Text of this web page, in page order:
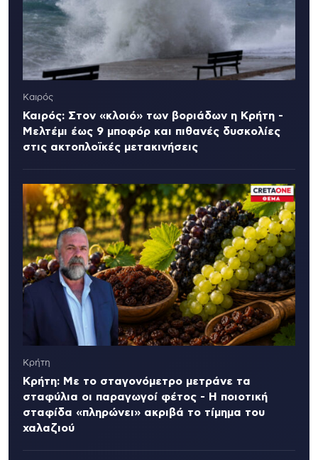
Καιρός
Καιρός: Στον «κλοιό» των βοριάδων η Κρήτη -
Μελτέμι έως 9 μποφόρ και πιθανές δυσκολίες
στις ακτοπλοϊκές μετακινήσεις
Κρήτη
Κρήτη: Με το σταγονόμετρο μετράνε τα
σταφύλια οι παραγωγοί φέτος - Η ποιοτική
σταφίδα «πληρώνει» ακριβά το τίμημα του
χαλαζιού